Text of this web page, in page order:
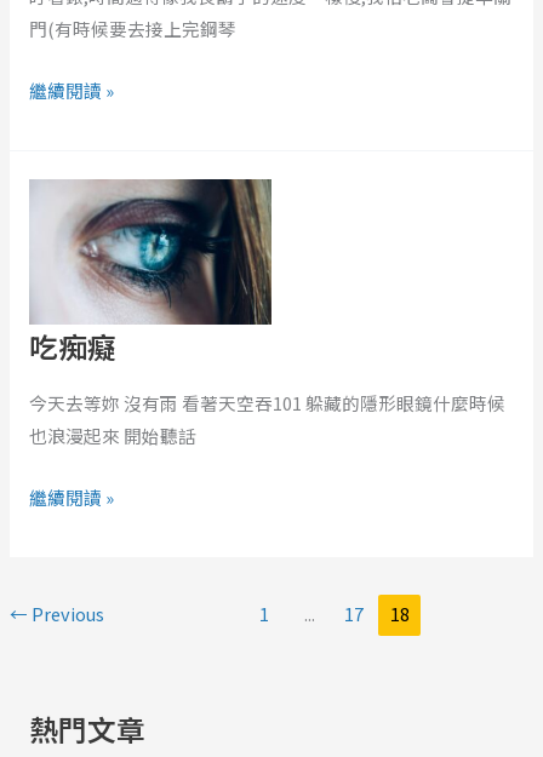
門(有時候要去接上完鋼琴
繼續閱讀 »
吃痴癡
今天去等妳 沒有雨 看著天空吞101 躲藏的隱形眼鏡什麼時候
也浪漫起來 開始聽話
繼續閱讀 »
← Previous 1 ... 17 18
熱門文章